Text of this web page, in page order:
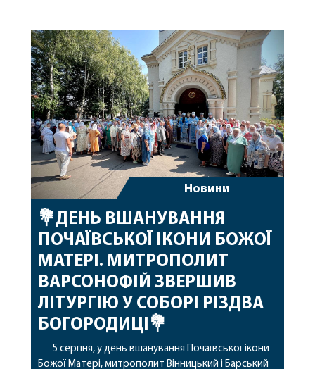
Новини
💐ДЕНЬ ВШАНУВАННЯ
ПОЧАЇВСЬКОЇ ІКОНИ БОЖОЇ
МАТЕРІ. МИТРОПОЛИТ
ВАРСОНОФІЙ ЗВЕРШИВ
ЛІТУРГІЮ У СОБОРІ РІЗДВА
БОГОРОДИЦІ💐
5 серпня, у день вшанування Почаївської ікони
Божої Матері, митрополит Вінницький і Барський